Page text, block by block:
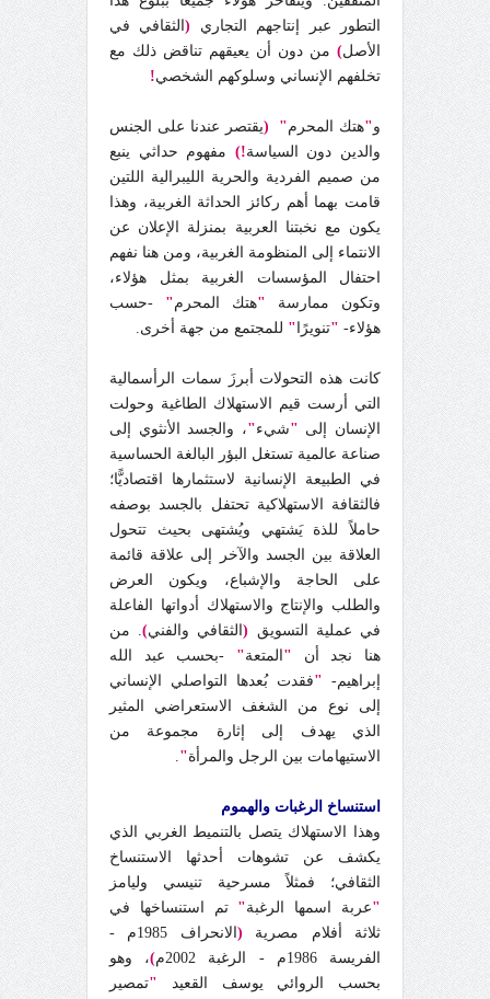
التطور عبر إنتاجهم التجاري (الثقافي في
الأصل) من دون أن يعيقهم تناقض ذلك مع
تخلفهم الإنساني وسلوكهم الشخصي!
و"هتك المحرم" (يقتصر عندنا على الجنس
والدين دون السياسة!) مفهوم حداثي ينبع
من صميم الفردية والحرية الليبرالية اللتين
قامت بهما أهم ركائز الحداثة الغربية، وهذا
يكون مع نخبتنا العربية بمنزلة الإعلان عن
الانتماء إلى المنظومة الغربية، ومن هنا نفهم
احتفال المؤسسات الغربية بمثل هؤلاء،
وتكون ممارسة "هتك المحرم" -حسب
هؤلاء- "تنويرًا " للمجتمع من جهة أخرى.
كانت هذه التحولات أبرزَ سمات الرأسمالية
التي أرست قيم الاستهلاك الطاغية وحولت
الإنسان إلى "شيء"، والجسد الأنثوي إلى
صناعة عالمية تستغل البؤر البالغة الحساسية
في الطبيعة الإنسانية لاستثمارها اقتصاديًّا؛
فالثقافة الاستهلاكية تحتفل بالجسد بوصفه
حاملاً للذة يَشتهي ويُشتهى بحيث تتحول
العلاقة بين الجسد والآخر إلى علاقة قائمة
على الحاجة والإشباع، ويكون العرض
والطلب والإنتاج والاستهلاك أدواتها الفاعلة
في عملية التسويق (الثقافي والفني). من
هنا نجد أن " المتعة" -بحسب عبد الله
إبراهيم- "فقدت بُعدها التواصلي الإنساني
إلى نوع من الشغف الاستعراضي المثير
الذي يهدف إلى إثارة مجموعة من
الاستيهامات بين الرجل والمرأة"
.
استنساخ الرغبات والهموم
وهذا الاستهلاك يتصل بالتنميط الغربي الذي
يكشف عن تشوهات أحدثها الاستنساخ
الثقافي؛ فمثلاً مسرحية تنيسي وليامز
"عربة اسمها الرغبة" تم استنساخها في
ثلاثة أفلام مصرية (
الانحراف 1985م -
الفريسة 1986م - الرغبة 2002م
)، وهو
بحسب الروائي يوسف القعيد "تمصير